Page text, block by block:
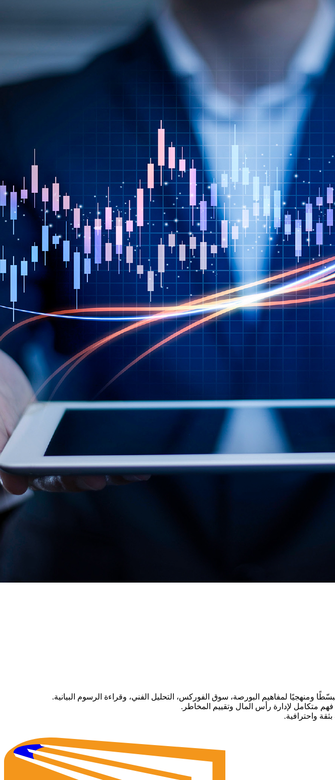
ومنهجيًا لمفاهيم البورصة، سوق الفوركس، التحليل الفني، وقراءة الرسوم البيانية.
فهم متكامل لإدارة رأس المال وتقييم المخاطر.
واحترافية.